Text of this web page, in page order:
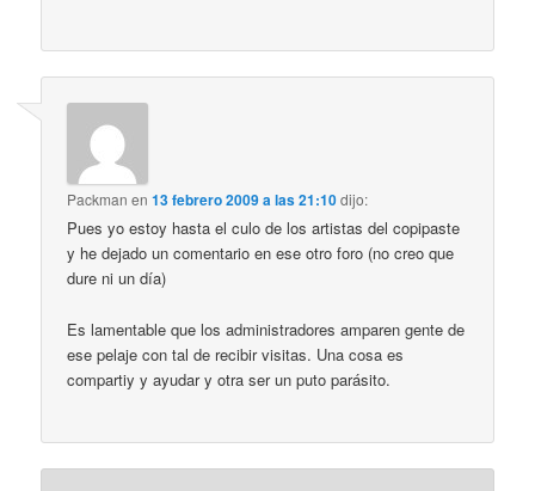
Packman en13 febrero 2009 a las 21:10dijo:
Pues yo estoy hasta el culo de los artistas del copipaste
y he dejado un comentario en ese otro foro (no creo que
dure ni un día)
Es lamentable que los administradores amparen gente de
ese pelaje con tal de recibir visitas. Una cosa es
compartiy y ayudar y otra ser un puto parásito.